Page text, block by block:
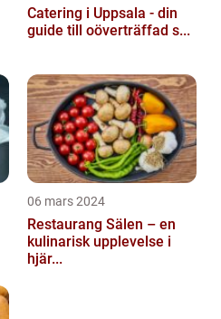
Catering i Uppsala - din
guide till oöverträffad s...
06 mars 2024
Restaurang Sälen – en
kulinarisk upplevelse i
hjär...